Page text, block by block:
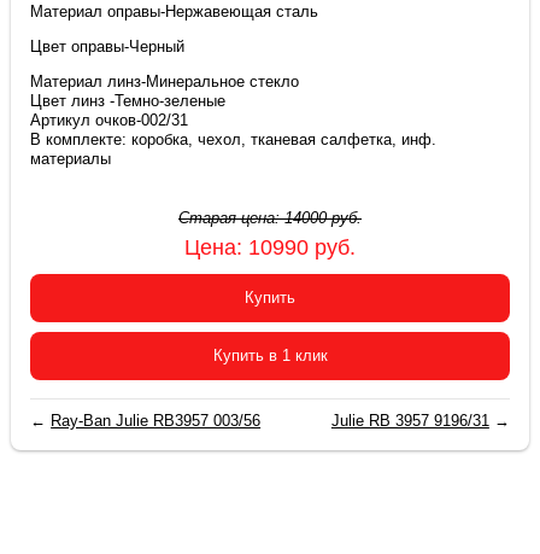
Материал оправы-Нержавеющая сталь
Цвет оправы-Черный
Материал линз-Минеральное стекло
Цвет линз -Темно-зеленые
Артикул очков-002/31
В комплекте: коробка, чехол, тканевая салфетка, инф.
материалы
Старая цена:14000руб.
Цена: 10990 руб.
Купить
Купить в 1 клик
← Ray-Ban Julie RB3957 003/56 Julie RB 3957 9196/31 →